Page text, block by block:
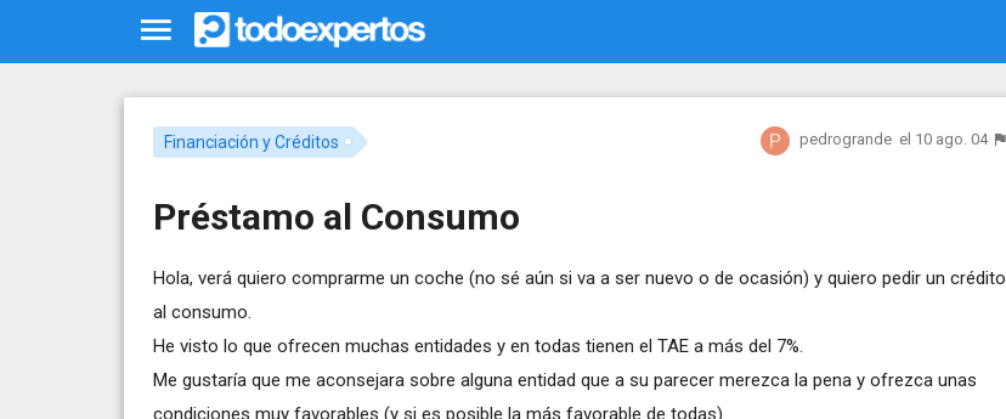
Financiación y Créditos pedrogrande el 10 ago. 04
Préstamo al Consumo
Hola, verá quiero comprarme un coche (no sé aún si va a ser nuevo o de ocasión) y quiero pedir un crédito
al consumo.
He visto lo que ofrecen muchas entidades y en todas tienen el TAE a más del 7%.
Me gustaría que me aconsejara sobre alguna entidad que a su parecer merezca la pena y ofrezca unas
condiciones muy favorables (y si es posible la más favorable de todas).